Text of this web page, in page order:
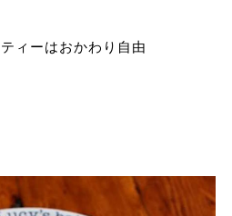
ィーはおかわり自由